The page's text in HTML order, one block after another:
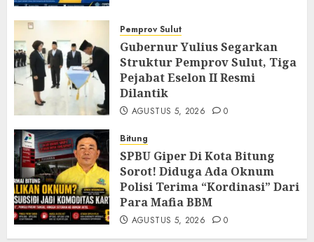
Pemprov Sulut
Gubernur Yulius Segarkan
Struktur Pemprov Sulut, Tiga
Pejabat Eselon II Resmi
Dilantik
AGUSTUS 5, 2026 0
Bitung
SPBU Giper Di Kota Bitung
Sorot! Diduga Ada Oknum
Polisi Terima “Kordinasi” Dari
Para Mafia BBM
AGUSTUS 5, 2026 0